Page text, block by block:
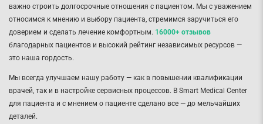
важно строить долгосрочные отношения с пациентом. Мы с уважением
относимся к мнению и выбору пациента, стремимся заручиться его
доверием и сделать лечение комфортным. 16000+ отзывов
благодарных пациентов и высокий рейтинг независимых ресурсов —
это наша гордость.
Мы всегда улучшаем нашу работу — как в повышении квалификации
врачей, так и в настройке сервисных процессов. В Smart Medical Center
для пациента и с мнением о пациенте сделано все — до мельчайших
деталей.